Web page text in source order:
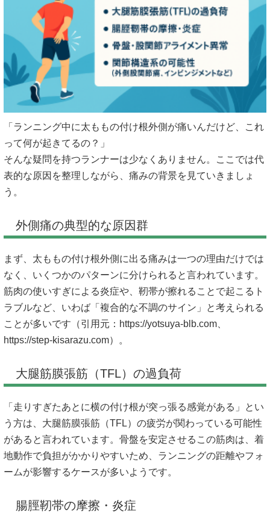
「ランニング中に太ももの付け根外側が痛いんだけど、これ
って何が起きてるの？」
そんな疑問を持つランナーは少なくありません。ここでは代
表的な原因を整理しながら、痛みの背景を見ていきましょ
う。
外側痛の典型的な原因群
まず、太ももの付け根外側に出る痛みは一つの理由だけでは
なく、いくつかのパターンに分けられると言われています。
筋肉の使いすぎによる炎症や、靭帯が擦れることで起こるト
ラブルなど、いわば「複合的な不調のサイン」と考えられる
ことが多いです（引用元： https://yotsuya-blb.com、
https://step-kisarazu.com）。
大腿筋膜張筋（TFL）の過負荷
「走りすぎたあとに横の付け根が突っ張る感覚がある」とい
う方は、大腿筋膜張筋（TFL）の疲労が関わっている可能性
があると言われています。骨盤を安定させるこの筋肉は、着
地動作で負担がかかりやすいため、ランニングの距離やフォ
ームが影響するケースが多いようです。
腸脛靭帯の摩擦・炎症